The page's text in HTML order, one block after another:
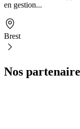
en gestion...
Brest
Nos